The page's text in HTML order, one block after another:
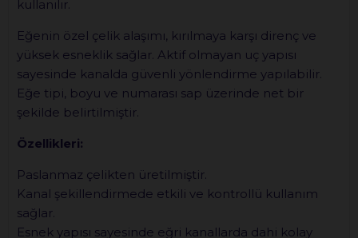
kullanılır.
Eğenin özel çelik alaşımı, kırılmaya karşı direnç ve
yüksek esneklik sağlar. Aktif olmayan uç yapısı
sayesinde kanalda güvenli yönlendirme yapılabilir.
Eğe tipi, boyu ve numarası sap üzerinde net bir
şekilde belirtilmiştir.
Özellikleri:
Paslanmaz çelikten üretilmiştir.
Kanal şekillendirmede etkili ve kontrollü kullanım
sağlar.
Esnek yapısı sayesinde eğri kanallarda dahi kolay